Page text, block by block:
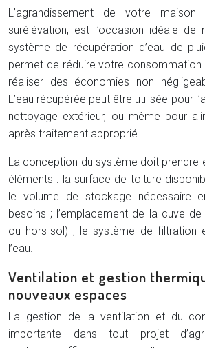
L’agrandissement de votre
surélévation, est l’occasion idéale de
système de récupération d’eau de
permet de réduire votre consommation
réaliser des économies non
L’eau récupérée peut être utilisée pour
nettoyage extérieur, ou même pour
après traitement approprié.
La conception du système doit prendre
éléments : la surface de toiture
le volume de stockage nécessaire
besoins ; l’emplacement de la cuve
ou hors-sol) ; le système de filtration
l’eau.
Ventilation et gestion
nouveaux espaces
La gestion de la ventilation et du
importante dans tout projet